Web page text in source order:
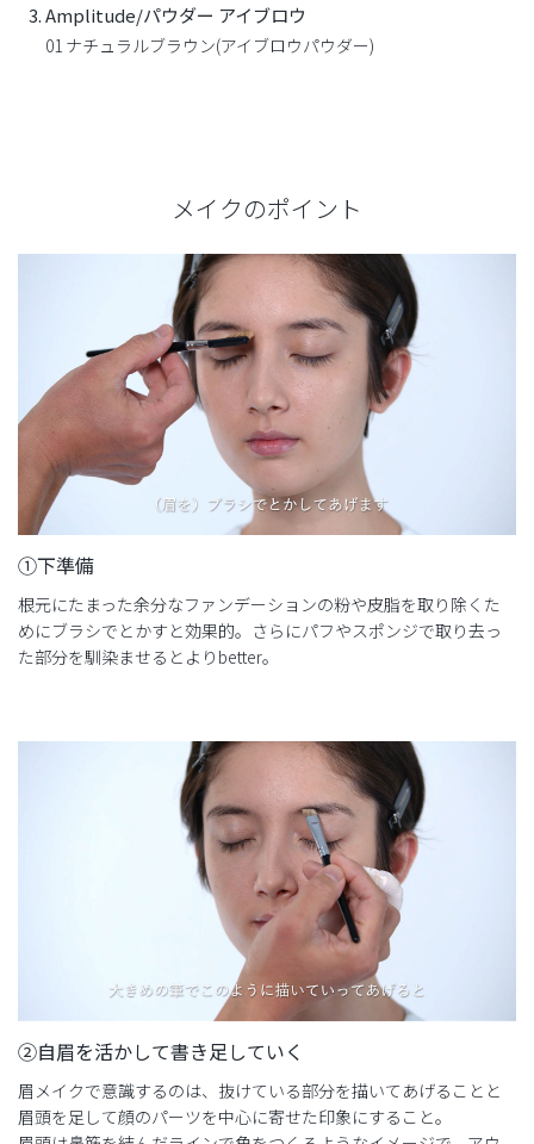
Amplitude/パウダー アイブロウ
01 ナチュラルブラウン(アイブロウパウダー)
メイクのポイント
①下準備
根元にたまった余分なファンデーションの粉や皮脂を取り除くた
めにブラシでとかすと効果的。さらにパフやスポンジで取り去っ
た部分を馴染ませるとよりbetter。
②自眉を活かして書き足していく
眉メイクで意識するのは、抜けている部分を描いてあげることと
眉頭を足して顔のパーツを中心に寄せた印象にすること。